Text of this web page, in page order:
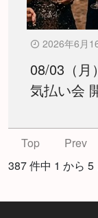
2026年6月
08/03（月
気払い会
Top Prev
387 件中 1 から 5